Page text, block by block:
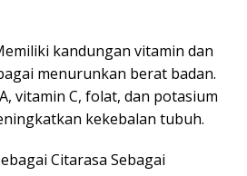
kandungan vitamin dan
menurunkan berat badan.
vitamin C, folat, dan potasium
kekebalan tubuh.
Citarasa Sebagai